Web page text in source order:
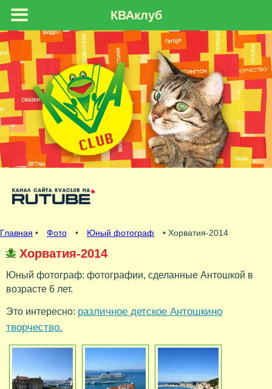
Главная • Фото • Юный фотограф • Хорватия-2014
Хорватия-2014
Юный фотограф: фотографии, сделанные Антошкой в
возрасте 6 лет.
Это интересно: различное детское Антошкино
творчество.
КВАклуб